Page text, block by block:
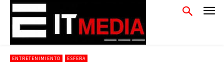
ENTRETENIMIENTO ESFERA